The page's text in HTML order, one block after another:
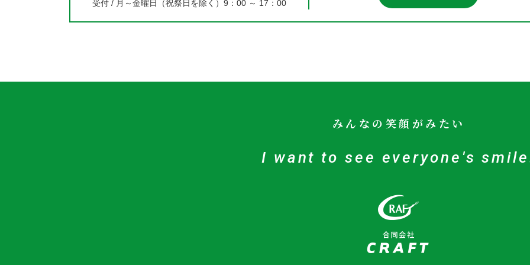
受付 / 月～金曜日（祝祭日を除く）9：00 ～ 17：00
みんなの笑顔がみたい
I want to see everyone's